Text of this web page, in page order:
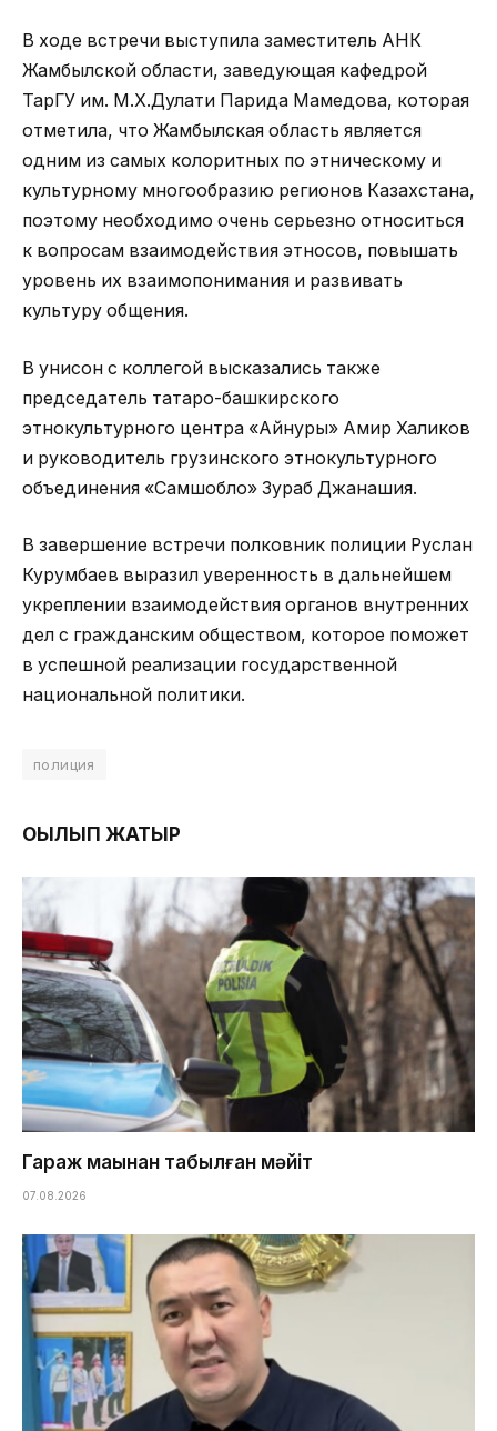
В ходе встречи выступила заместитель АНК
Жамбылской области, заведующая кафедрой
ТарГУ им. М.Х.Дулати Парида Мамедова, которая
отметила, что Жамбылская область является
одним из самых колоритных по этническому и
культурному многообразию регионов Казахстана,
поэтому необходимо очень серьезно относиться
к вопросам взаимодействия этносов, повышать
уровень их взаимопонимания и развивать
культуру общения.
В унисон с коллегой высказались также
председатель татаро-башкирского
этнокультурного центра «Айнуры» Амир Халиков
и руководитель грузинского этнокультурного
объединения «Самшобло» Зураб Джанашия.
В завершение встречи полковник полиции Руслан
Курумбаев выразил уверенность в дальнейшем
укреплении взаимодействия органов внутренних
дел с гражданским обществом, которое поможет
в успешной реализации государственной
национальной политики.
полиция
ОҚЫЛЫП ЖАТЫР
Гараж маңынан табылған мәйіт
07.08.2026